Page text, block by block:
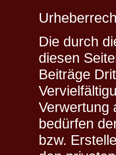
Die durch
diesen
Beiträge
Verwertung
bedürfen
bzw.